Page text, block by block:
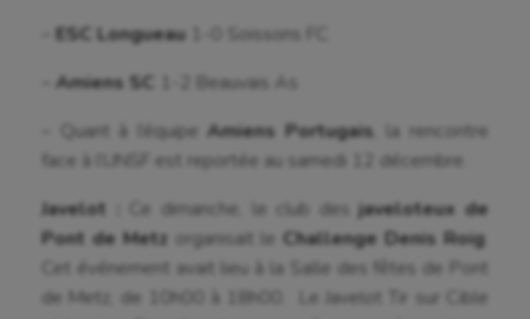
Aviron
Balle à la main
Ballon au poing
Baseball
Billard
Boules lyonnaises
ESC Longueau 1-0 Soissons FC
Amiens SC
1-2 Beauvais As
– Quant à l’équipe Amiens Portugais , la rencontre
face à l’UNSF est reportée au samedi 12 décembre.
Javelot :
Ce dimanche, le club des javeloteux de
Pont de Metz organisait leChallenge Denis Roig
Cet événement avait lieu à la Salle des fêtes de Pont
de Metz, de 10h00 à 18h00. Le Javelot Tir sur Cible